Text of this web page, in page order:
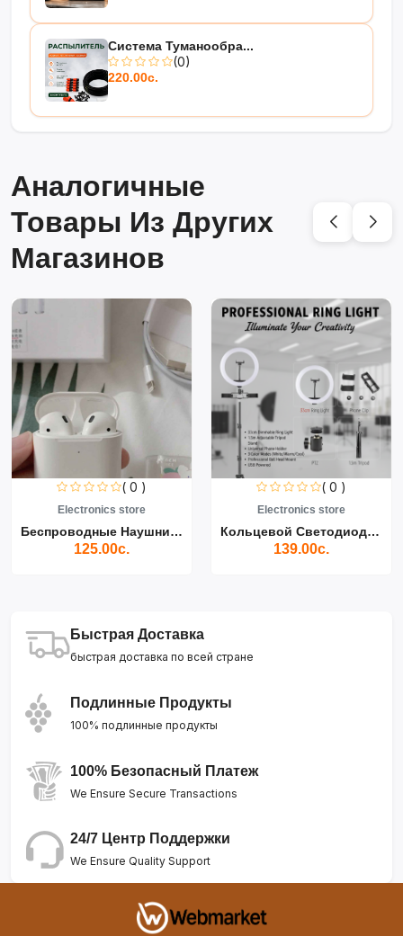
Система Туманообра...
(0)
220.00с.
Аналогичные
Товары Из Других
Магазинов
( 0 )
Electronics store
Беспроводные Наушники Air...
125.00с.
( 0 )
Electronics store
Кольцевой Светодиодный Св...
139.00с.
Быстрая Доставка
быстрая доставка по всей стране
Подлинные Продукты
100% подлинные продукты
100% Безопасный Платеж
We Ensure Secure Transactions
24/7 Центр Поддержки
We Ensure Quality Support